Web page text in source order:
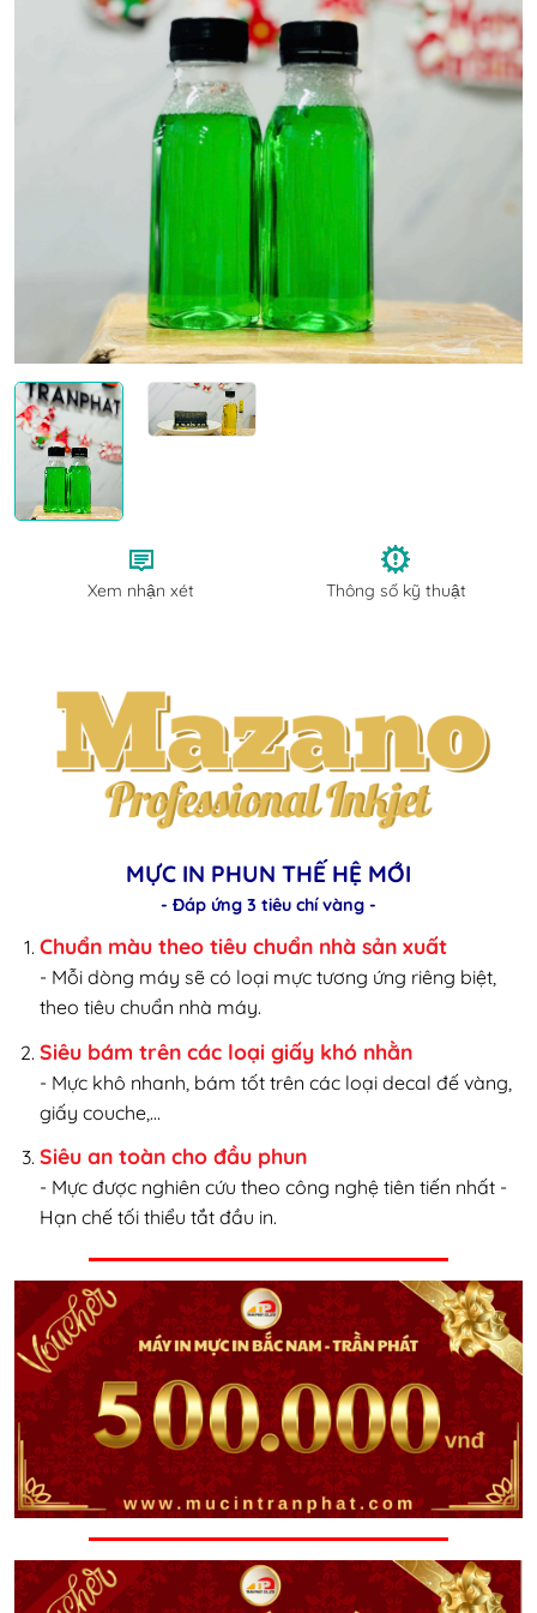
Xem nhận xét Thông số kỹ thuật
MỰC IN PHUN THẾ HỆ MỚI
- Đáp ứng 3 tiêu chí vàng -
Chuẩn màu theo tiêu chuẩn nhà sản xuất
- Mỗi dòng máy sẽ có loại mực tương ứng riêng biệt,
theo tiêu chuẩn nhà máy.
Siêu bám trên các loại giấy khó nhằn
- Mực khô nhanh, bám tốt trên các loại decal đế vàng,
giấy couche,...
Siêu an toàn cho đầu phun
- Mực được nghiên cứu theo công nghệ tiên tiến nhất -
Hạn chế tối thiểu tắt đầu in.